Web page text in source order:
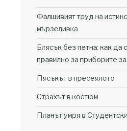
Фалшивият труд на
мързеливка
Блясък без петна: как да
правилно за приборите
Пясъкът в пресеялото
Страхът в костюм
Планът умря в